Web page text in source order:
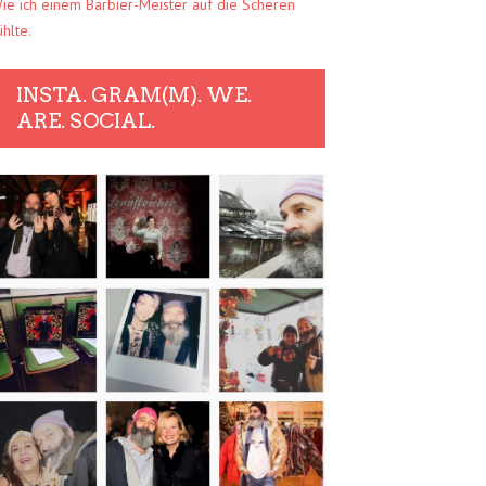
ich einem Barbier-Meister auf die Scheren
INSTA. GRAM(M). WE.
ARE. SOCIAL.